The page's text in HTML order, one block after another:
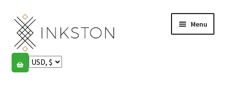
Aller
la
navigation
Aller
au
contenu
Menu
Boutique